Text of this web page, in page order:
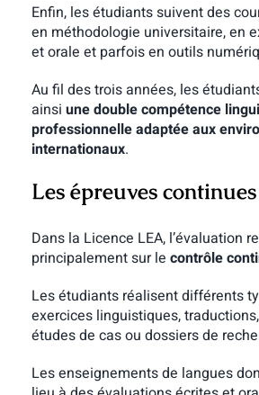
Enfin, les étudiants suivent des
en méthodologie universitaire, en
et orale et parfois en outils
Au fil des trois années, les
ainsi une double compétence
professionnelle adaptée aux
internationaux.
Les épreuves
Dans la Licence LEA, l’évaluation
principalement sur le contrôle
Les étudiants réalisent différents
exercices linguistiques,
études de cas ou dossiers de
Les enseignements de langues